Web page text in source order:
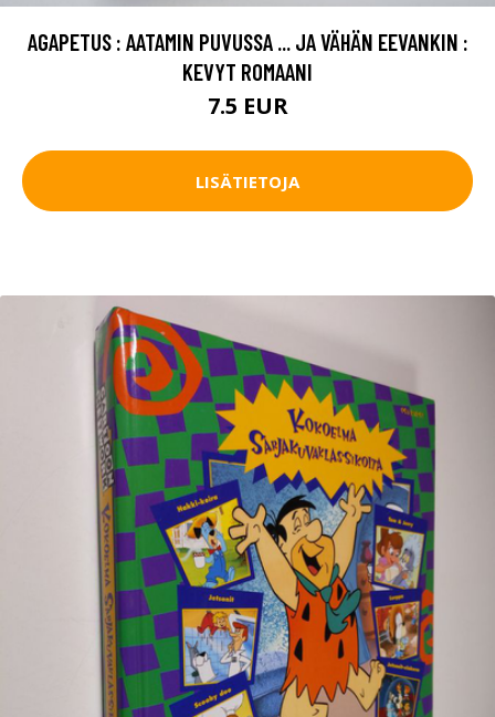
AGAPETUS : AATAMIN PUVUSSA ... JA VÄHÄN EEVANKIN :
KEVYT ROMAANI
7.5 EUR
LISÄTIETOJA